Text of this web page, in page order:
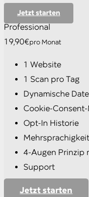
Jetzt starten
Professional
19,90€pro Monat
1 Website
1 Scan pro Tag
Dynamische
Cookie-
Opt-In Historie
Mehrsprachigkeit
4-Augen Prinzip
Support
Jetzt starten